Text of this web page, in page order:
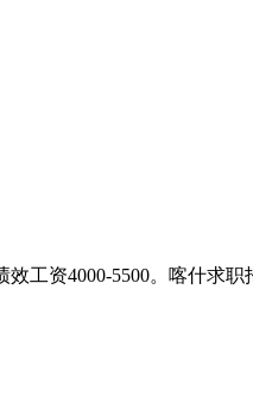
工资4000-5500。喀什求职